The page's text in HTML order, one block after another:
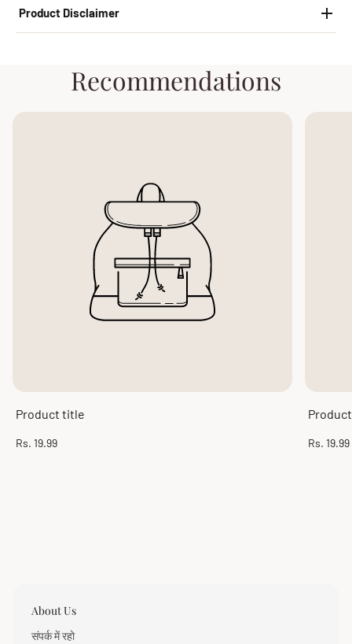
Product Disclaimer
Recommendations
Product title
Regular
Rs. 19.99
Regular
Rs. 19.99
About Us
संपर्क में रहो